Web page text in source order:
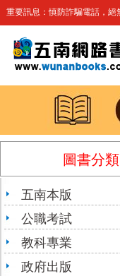
重要訊息：慎防詐騙電話，絕
圖書分類
五南本版
公職考試
教科專業
政府出版